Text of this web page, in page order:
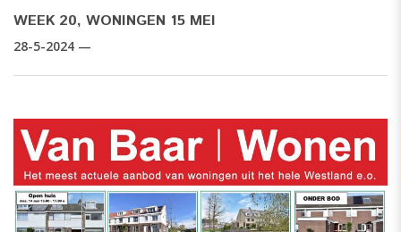
WEEK 20, WONINGEN 15 MEI
28-5-2024 —